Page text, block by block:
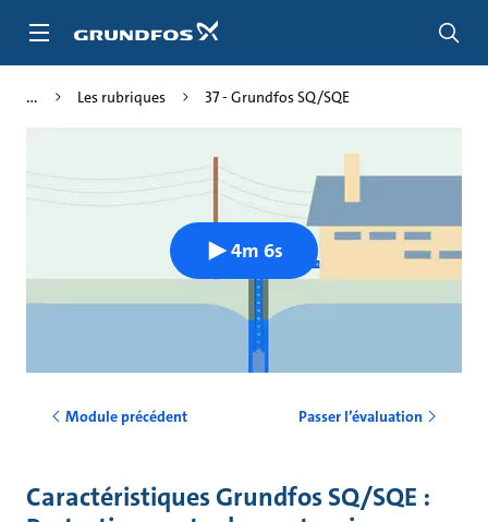
Les rubriques 37 - Grundfos SQ/SQE
4m 6s
Module précédent Passer l’évaluation
Caractéristiques Grundfos SQ/SQE :